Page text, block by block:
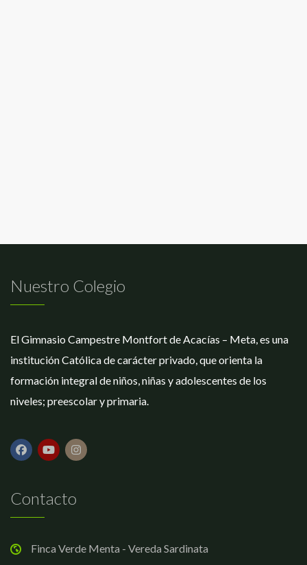
Nuestro Colegio
El Gimnasio Campestre Montfort de Acacías – Meta, es una
institución Católica de carácter privado, que orienta la
formación integral de niños, niñas y adolescentes de los
niveles; preescolar y primaria.
Contacto
Finca Verde Menta - Vereda Sardinata